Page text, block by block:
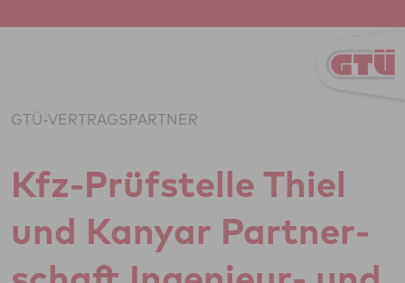
GTÜ-VERTRAGSPARTNER
Kfz-Prüf­stelle Thiel
und Kanyar Part­ner­